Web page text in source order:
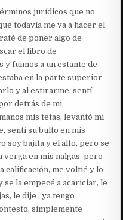
jurídicos que no
todavía me va a hacer el
de poner algo de
el libro de
y fuimos a un estante de
en la parte superior
y al estirarme, sentí
detrás de mi,
mis tetas, levantó mi
sentí su bulto en mis
soy bajita y el alto, pero se
verga en mis nalgas, pero
calificación, me voltié y lo
se la empecé a acariciar, le
le dije “ya tengo
simplemente